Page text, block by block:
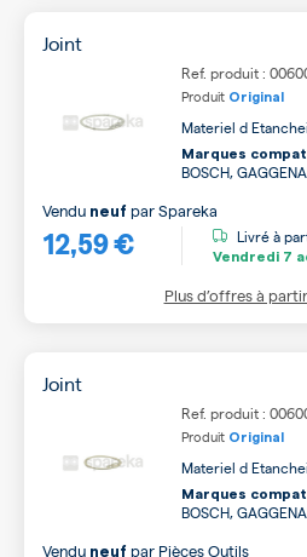
Joint
Ref. produit :
Produit Original
Materiel d
Marques
BOSCH,
12,59 €
Vendu neuf parSpareka
Livré à
Vendredi 7
Plus d’offres à
Joint
Ref. produit :
Produit Original
Materiel d
Marques
BOSCH,
Vendu neuf par Pièces Outils